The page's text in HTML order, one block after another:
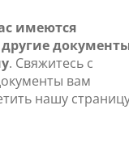
имеются
. Свяжитесь с
вам
нашу